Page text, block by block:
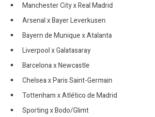
Manchester City x Real Madrid
Arsenal x Bayer Leverkusen
Bayern de Munique x Atalanta
Liverpool x Galatasaray
Barcelona x Newcastle
Chelsea x Paris Saint-Germain
Tottenham x Atlético de Madrid
Sporting x Bodo/Glimt